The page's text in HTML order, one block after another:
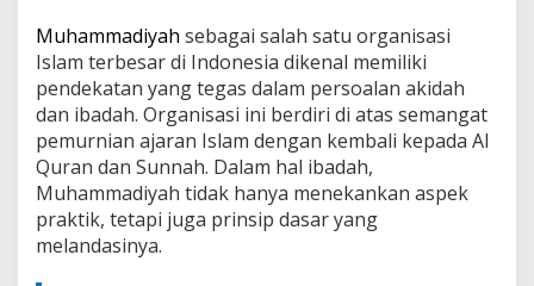
Muhammadiyah sebagai salah satu organisasi
Islam terbesar di Indonesia dikenal memiliki
pendekatan yang tegas dalam persoalan akidah
dan ibadah. Organisasi ini berdiri di atas semangat
pemurnian ajaran Islam dengan kembali kepada Al
Quran dan Sunnah. Dalam hal ibadah,
Muhammadiyah tidak hanya menekankan aspek
praktik, tetapi juga prinsip dasar yang
melandasinya.